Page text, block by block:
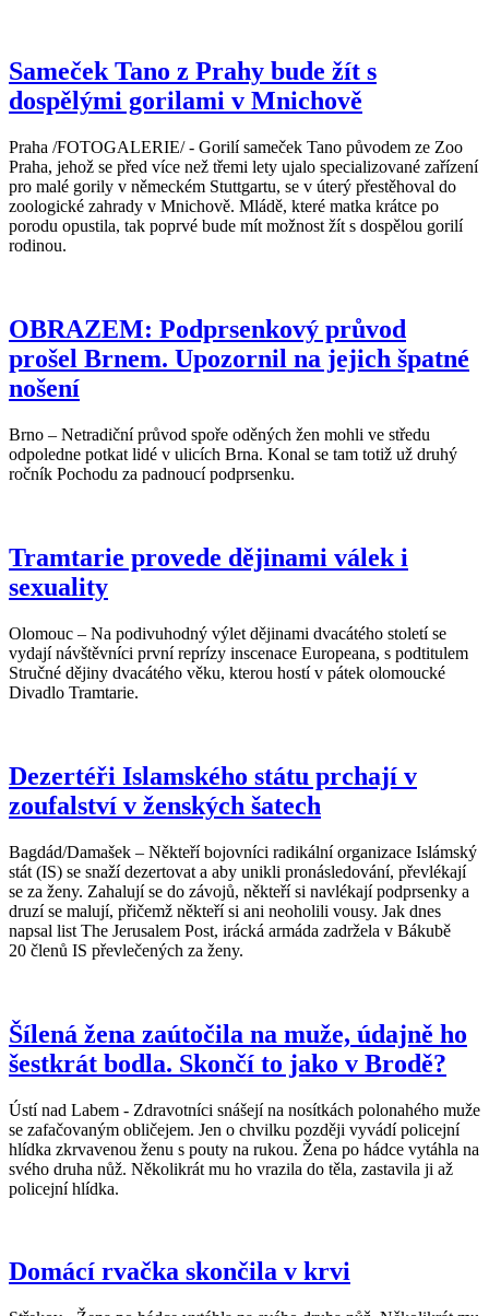
Sameček Tano z Prahy bude žít s
dospělými gorilami v Mnichově
Praha /FOTOGALERIE/ - Gorilí sameček Tano původem ze Zoo
Praha, jehož se před více než třemi lety ujalo specializované zařízení
pro malé gorily v německém Stuttgartu, se v úterý přestěhoval do
zoologické zahrady v Mnichově. Mládě, které matka krátce po
porodu opustila, tak poprvé bude mít možnost žít s dospělou gorilí
rodinou.
OBRAZEM: Podprsenkový průvod
prošel Brnem. Upozornil na jejich špatné
nošení
Brno – Netradiční průvod spoře oděných žen mohli ve středu
odpoledne potkat lidé v ulicích Brna. Konal se tam totiž už druhý
ročník Pochodu za padnoucí podprsenku.
Tramtarie provede dějinami válek i
sexuality
Olomouc – Na podivuhodný výlet dějinami dvacátého století se
vydají návštěvníci první reprízy inscenace Europeana, s podtitulem
Stručné dějiny dvacátého věku, kterou hostí v pátek olomoucké
Divadlo Tramtarie.
Dezertéři Islamského státu prchají v
zoufalství v ženských šatech
Bagdád/Damašek – Někteří bojovníci radikální organizace Islámský
stát (IS) se snaží dezertovat a aby unikli pronásledování, převlékají
se za ženy. Zahalují se do závojů, někteří si navlékají podprsenky a
druzí se malují, přičemž někteří si ani neoholili vousy. Jak dnes
napsal list The Jerusalem Post, irácká armáda zadržela v Bákubě
20 členů IS převlečených za ženy.
Šílená žena zaútočila na muže, údajně ho
šestkrát bodla. Skončí to jako v Brodě?
Ústí nad Labem - Zdravotníci snášejí na nosítkách polonahého muže
se zafačovaným obličejem. Jen o chvilku později vyvádí policejní
hlídka zkrvavenou ženu s pouty na rukou. Žena po hádce vytáhla na
svého druha nůž. Několikrát mu ho vrazila do těla, zastavila ji až
policejní hlídka.
Domácí rvačka skončila v krvi